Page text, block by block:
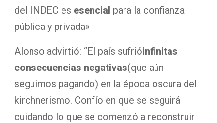
del INDEC es esencial para la confianza
pública y privada»
Alonso advirtió: “El país sufrióinfinitas
consecuencias negativas(que aún
seguimos pagando) en la época oscura del
kirchnerismo. Confío en que se seguirá
cuidando lo que se comenzó a reconstruir